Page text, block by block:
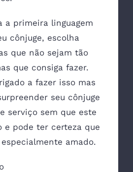
a primeira linguagem
cônjuge, escolha
que não sejam tão
que consiga fazer.
a fazer isso mas
seu cônjuge
serviço sem que este
e pode ter certeza que
amado.